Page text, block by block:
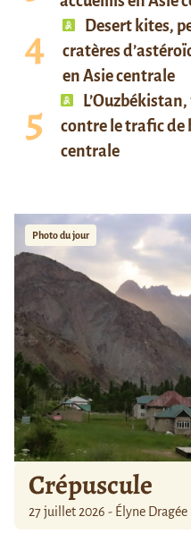
Desert kites,
cratères
en Asie centrale
contre le trafic de
centrale
Photo du jour
Crépuscule
27 juillet 2026 - Élyne Dragée